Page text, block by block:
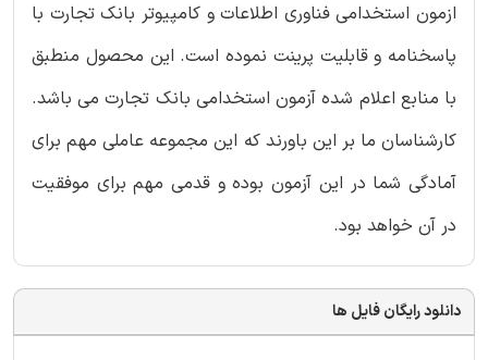
ازمون استخدامی فناوری اطلاعات و کامپیوتر بانک تجارت با
پاسخنامه و قابلیت پرینت نموده است. این محصول منطبق
با منابع اعلام شده آزمون استخدامی بانک تجارت می باشد.
کارشناسان ما بر این باورند که این مجموعه عاملی مهم برای
آمادگی شما در این آزمون بوده و قدمی مهم برای موفقیت
در آن خواهد بود.
دانلود رایگان فایل ها